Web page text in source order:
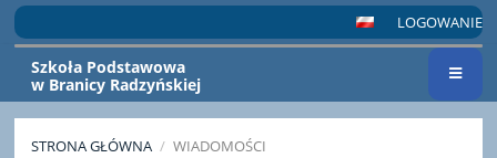
LOGOWANIE
Szkoła Podstawowa
w Branicy Radzyńskiej
STRONA GŁÓWNA / WIADOMOŚCI